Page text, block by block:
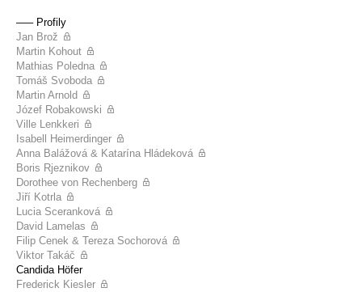
––– Profily
Jan Brož
Martin Kohout
Mathias Poledna
Tomáš Svoboda
Martin Arnold
Józef Robakowski
Ville Lenkkeri
Isabell Heimerdinger
Anna Balážová & Katarína Hládeková
Boris Rjeznikov
Dorothee von Rechenberg
Jiří Kotrla
Lucia Sceranková
David Lamelas
Filip Cenek & Tereza Sochorová
Viktor Takáč
Candida Höfer
Frederick Kiesler